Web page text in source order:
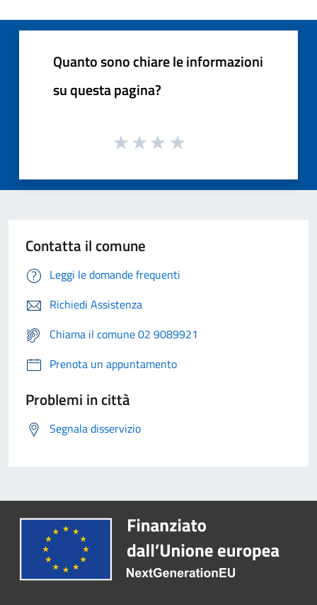
Quanto sono chiare le informazioni
su questa pagina?
Contatta il comune
Leggi le domande frequenti
Richiedi Assistenza
Chiama il comune 02 9089921
Prenota un appuntamento
Problemi in città
Segnala disservizio